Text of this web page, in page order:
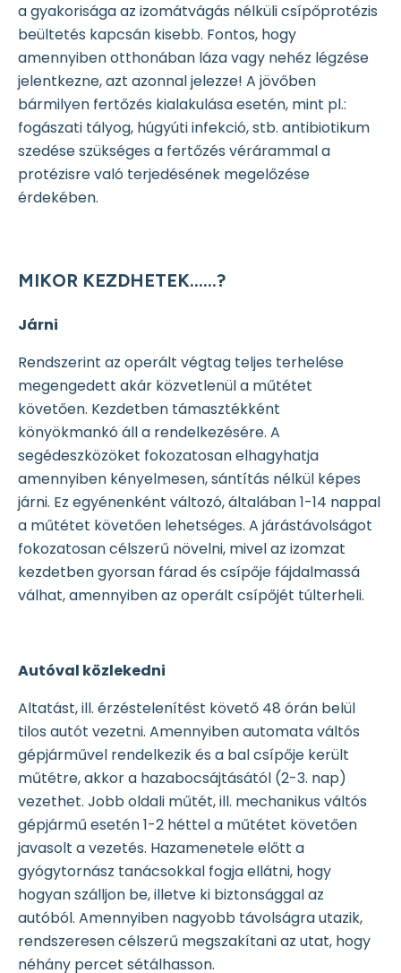
a gyakorisága az izomátvágás nélküli csípőprotézis
beültetés kapcsán kisebb. Fontos, hogy
amennyiben otthonában láza vagy nehéz légzése
jelentkezne, azt azonnal jelezze! A jövőben
bármilyen fertőzés kialakulása esetén, mint pl.:
fogászati tályog, húgyúti infekció, stb. antibiotikum
szedése szükséges a fertőzés vérárammal a
protézisre való terjedésének megelőzése
érdekében.
MIKOR KEZDHETEK……?
Járni
Rendszerint az operált végtag teljes terhelése
megengedett akár közvetlenül a műtétet
követően. Kezdetben támasztékként
könyökmankó áll a rendelkezésére. A
segédeszközöket fokozatosan elhagyhatja
amennyiben kényelmesen, sántítás nélkül képes
járni. Ez egyénenként változó, általában 1-14 nappal
a műtétet követően lehetséges. A járástávolságot
fokozatosan célszerű növelni, mivel az izomzat
kezdetben gyorsan fárad és csípője fájdalmassá
válhat, amennyiben az operált csípőjét túlterheli.
Autóval közlekedni
Altatást, ill. érzéstelenítést követő 48 órán belül
tilos autót vezetni. Amennyiben automata váltós
gépjárművel rendelkezik és a bal csípője került
műtétre, akkor a hazabocsájtásától (2-3. nap)
vezethet. Jobb oldali műtét, ill. mechanikus váltós
gépjármű esetén 1-2 héttel a műtétet követően
javasolt a vezetés. Hazamenetele előtt a
gyógytornász tanácsokkal fogja ellátni, hogy
hogyan szálljon be, illetve ki biztonsággal az
autóból. Amennyiben nagyobb távolságra utazik,
rendszeresen célszerű megszakítani az utat, hogy
néhány percet sétálhasson.